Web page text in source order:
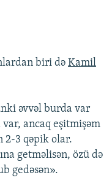
biri də Kamil
əvvəl burda var
ancaq eşitmişəm
2-3 qəpik olar.
getməlisən, özü də
gedəsən».